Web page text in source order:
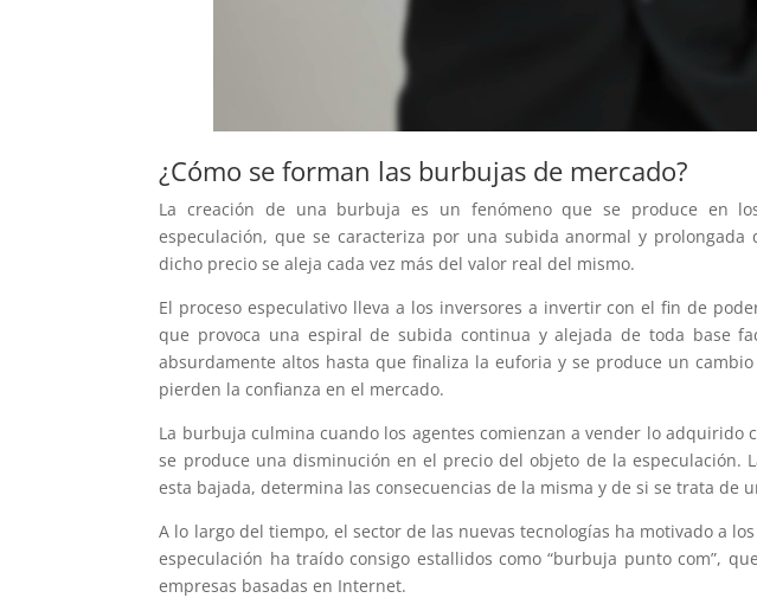
¿Cómo se forman las burbujas de mercado?
La creación de una burbuja es un fenómeno que se produce en
especulación, que se caracteriza por una subida anormal y
dicho precio se aleja cada vez más del valor real del mismo.
El proceso especulativo lleva a los inversores a invertir con el fin de
que provoca una espiral de subida continua y alejada de toda base
absurdamente altos hasta que finaliza la euforia y se produce un
pierden la confianza en el mercado.
La burbuja culmina cuando los agentes comienzan a vender lo adquirido
se produce una disminución en el precio del objeto de la especulación.
esta bajada, determina las consecuencias de la misma y de si se trata de
A lo largo del tiempo, el sector de las nuevas tecnologías ha motivado a
especulación ha traído consigo estallidos como “burbuja punto com”,
empresas basadas en Internet.